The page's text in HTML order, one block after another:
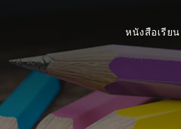
หนังสือเรียน